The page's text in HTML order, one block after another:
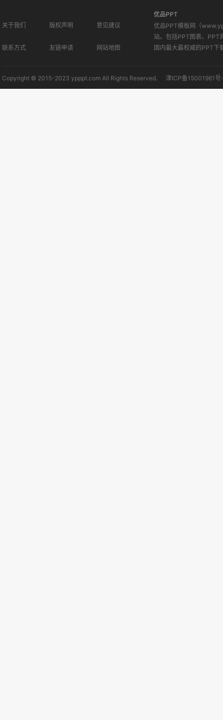
关于我们 版权声明 意见建议
联系方式 友链申请 网站地图
优品PPT
优品PPT模板网（
站。包括PPT图表、PPT
国内最大最权威的PPT下
Copyright © 2015-2023 ypppt.com All Rights Reserved. 津ICP备15001961号